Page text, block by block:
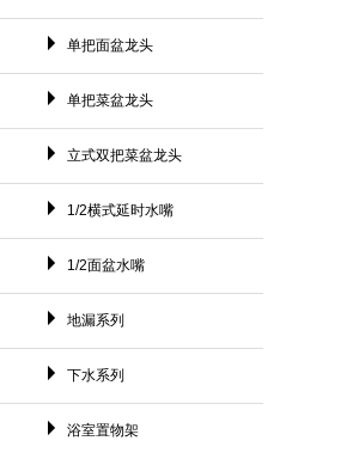
单把面盆龙头
单把菜盆龙头
立式双把菜盆龙头
1/2横式延时水嘴
1/2面盆水嘴
地漏系列
下水系列
浴室置物架